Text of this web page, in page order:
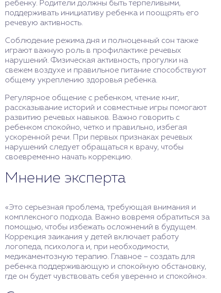
ребенку. Родители должны быть терпеливыми,
поддерживать инициативу ребенка и поощрять его
речевую активность.
Соблюдение режима дня и полноценный сон также
играют важную роль в профилактике речевых
нарушений. Физическая активность, прогулки на
свежем воздухе и правильное питание способствуют
общему укреплению здоровья ребенка.
Регулярное общение с ребенком, чтение книг,
рассказывание историй и совместные игры помогают
развитию речевых навыков. Важно говорить с
ребенком спокойно, четко и правильно, избегая
ускоренной речи. При первых признаках речевых
нарушений следует обращаться к врачу, чтобы
своевременно начать коррекцию.
Мнение эксперта
«Это серьезная проблема, требующая внимания и
комплексного подхода. Важно вовремя обратиться за
помощью, чтобы избежать осложнений в будущем.
Коррекция заикания у детей включает работу
логопеда, психолога и, при необходимости,
медикаментозную терапию. Главное – создать для
ребенка поддерживающую и спокойную обстановку,
где он будет чувствовать себя уверенно и спокойно».